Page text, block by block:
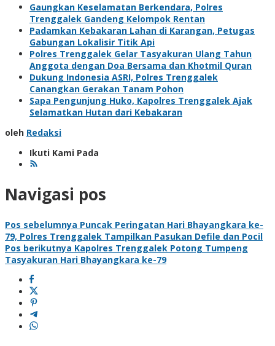
Gaungkan Keselamatan Berkendara, Polres
Trenggalek Gandeng Kelompok Rentan
Padamkan Kebakaran Lahan di Karangan, Petugas
Gabungan Lokalisir Titik Api
Polres Trenggalek Gelar Tasyakuran Ulang Tahun
Anggota dengan Doa Bersama dan Khotmil Quran
Dukung Indonesia ASRI, Polres Trenggalek
Canangkan Gerakan Tanam Pohon
Sapa Pengunjung Huko, Kapolres Trenggalek Ajak
Selamatkan Hutan dari Kebakaran
oleh Redaksi
Ikuti Kami Pada
Navigasi pos
Pos sebelumnya Puncak Peringatan Hari Bhayangkara ke-
79, Polres Trenggalek Tampilkan Pasukan Defile dan Pocil
Pos berikutnya Kapolres Trenggalek Potong Tumpeng
Tasyakuran Hari Bhayangkara ke-79